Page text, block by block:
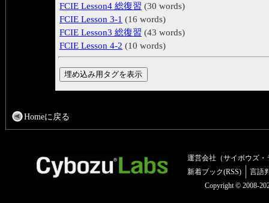
FCIE Lesson4 総復習 (30 words)
FCIE Lesson 3-1 (16 words)
FCIE Lesson3 総復習 (43 words)
FCIE Lesson 4-2 (10 words)
Homeに戻る
運営会社（サイボウズ・
新着ブック(RSS)
言語
Copyright © 2008-